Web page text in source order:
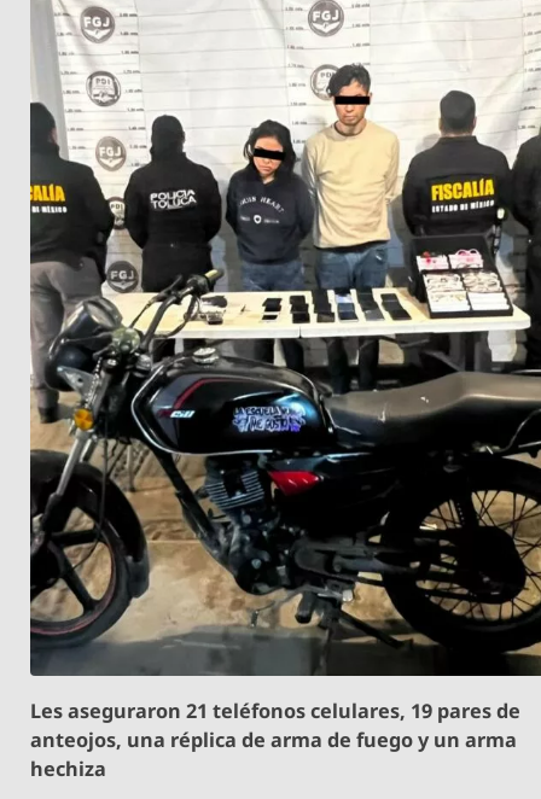
Les aseguraron 21 teléfonos celulares, 19 pares de
anteojos, una réplica de arma de fuego y un arma
hechiza